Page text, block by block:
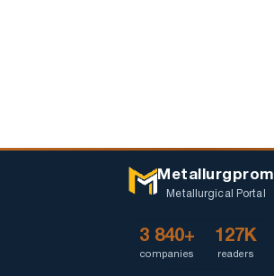
Metallurgprom
Metallurgical Portal
3 840+
companies
127K
readers